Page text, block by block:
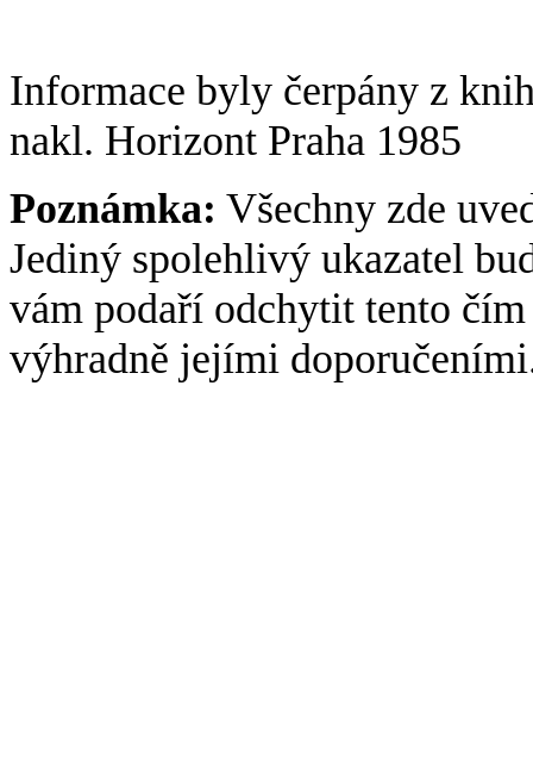
Informace byly čerpány z
nakl. Horizont Praha 1985
Poznámka: Všechny zde
Jediný spolehlivý ukazatel
vám podaří odchytit tento
výhradně jejími